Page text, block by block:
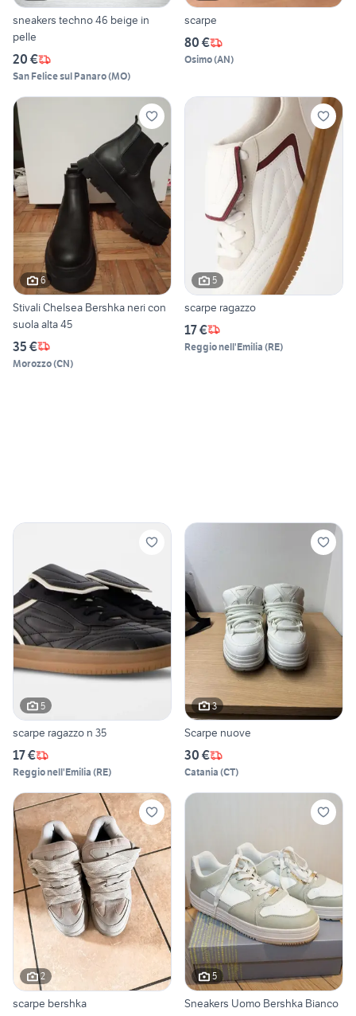
sneakers techno 46 beige in
pelle
20 €
San Felice sul Panaro(MO)
scarpe
80 €
Osimo(AN)
6
Stivali Chelsea Bershka neri con
suola alta 45
35 €
Morozzo(CN)
5
scarpe ragazzo
17 €
Reggio nell'Emilia (RE)
5
scarpe ragazzo n 35
17 €
Reggio nell'Emilia (RE)
3
Scarpe nuove
30 €
Catania (CT)
2
scarpe bershka
5
Sneakers Uomo Bershka Bianco